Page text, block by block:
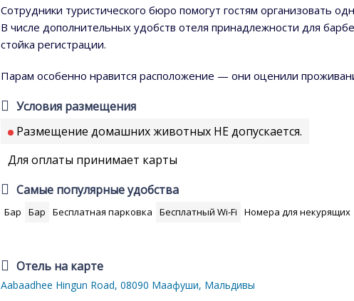
Сотрудники туристического бюро помогут гостям организовать
В числе дополнительных удобств отеля принадлежности для
стойка регистрации.
Парам особенно нравится расположение — они оценили
Условия размещения
Размещение домашних животных НЕ допускается.
Для оплаты принимает карты
Самые популярные удобства
Бар Бар Бесплатная парковка Бесплатный Wi-Fi Номера для некурящих
Отель на карте
Aabaadhee Hingun Road, 08090 Маафуши, Мальдивы